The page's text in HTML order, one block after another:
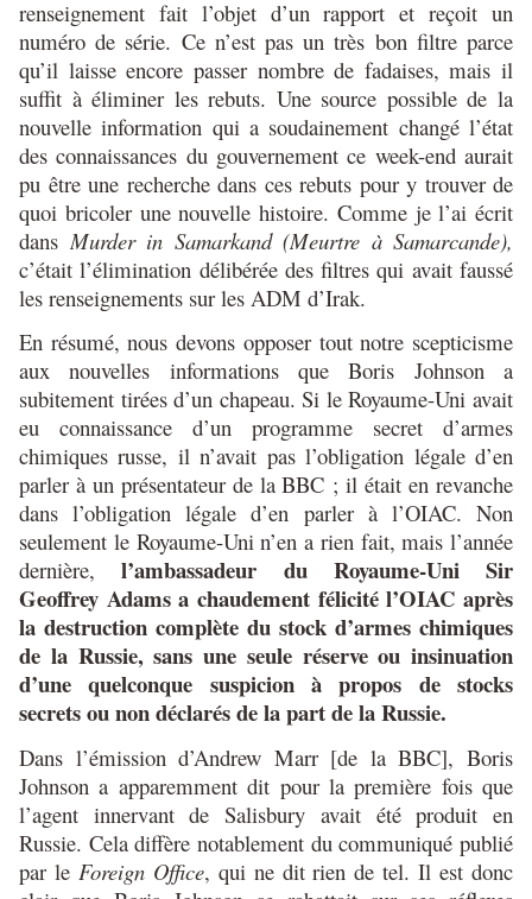
renseignement fait l’objet d’un rapport et reçoit un
numéro de série. Ce n’est pas un très bon filtre parce
qu’il laisse encore passer nombre de fadaises, mais il
suffit à éliminer les rebuts. Une source possible de la
nouvelle information qui a soudainement changé l’état
des connaissances du gouvernement ce week-end aurait
pu être une recherche dans ces rebuts pour y trouver de
quoi bricoler une nouvelle histoire. Comme je l’ai écrit
dansMurder in Samarkand (Meurtre à Samarcande),
c’était l’élimination délibérée des filtres qui avait faussé
les renseignements sur les ADM d’Irak.
En résumé, nous devons opposer tout notre scepticisme
aux nouvelles informations que Boris Johnson a
subitement tirées d’un chapeau. Si le Royaume-Uni avait
eu connaissance d’un programme secret d’armes
chimiques russe, il n’avait pas l’obligation légale d’en
parler à un présentateur de la BBC ; il était en revanche
dans l’obligation légale d’en parler à l’OIAC. Non
seulement le Royaume-Uni n’en a rien fait, mais l’année
dernière,l’ambassadeur du Royaume-Uni Sir
Geoffrey Adams a chaudement félicité l’OIAC après
la destruction complète du stock d’armes chimiques
de la Russie, sans une seule réserve ou insinuation
d’une quelconque suspicion à propos de stocks
secrets ou non déclarés de la part de la Russie.
Dans l’émission d’Andrew Marr [de la BBC], Boris
Johnson a apparemment dit pour la première fois que
l’agent innervant de Salisbury avait été produit en
Russie. Cela diffère notablement du communiqué publié
par le Foreign Office, qui ne dit rien de tel. Il est donc